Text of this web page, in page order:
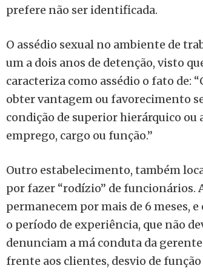
prefere não ser identificada.
O assédio sexual no ambiente de
um a dois anos de detenção, visto
caracteriza como assédio o fato de:
obter vantagem ou favorecimento
condição de superior hierárquico
emprego, cargo ou função.’’
Outro estabelecimento, também
por fazer “rodízio’’ de funcionários.
permanecem por mais de 6 meses,
o período de experiência, que não
denunciam a má conduta da
frente aos clientes, desvio de função